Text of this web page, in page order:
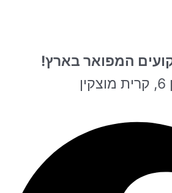
המפואר בארץ!